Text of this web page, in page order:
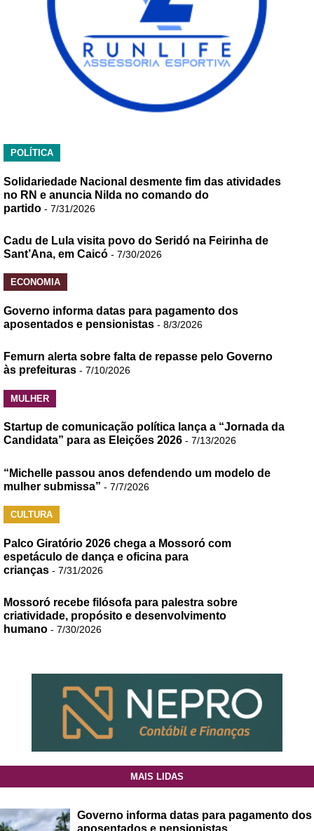
POLÍTICA
Solidariedade Nacional desmente fim das atividades
no RN e anuncia Nilda no comando do
partido - 7/31/2026
Cadu de Lula visita povo do Seridó na Feirinha de
Sant’Ana, em Caicó - 7/30/2026
ECONOMIA
Governo informa datas para pagamento dos
aposentados e pensionistas - 8/3/2026
Femurn alerta sobre falta de repasse pelo Governo
às prefeituras - 7/10/2026
MULHER
Startup de comunicação política lança a “Jornada da
Candidata” para as Eleições 2026 - 7/13/2026
“Michelle passou anos defendendo um modelo de
mulher submissa” - 7/7/2026
CULTURA
Palco Giratório 2026 chega a Mossoró com
espetáculo de dança e oficina para
crianças - 7/31/2026
Mossoró recebe filósofa para palestra sobre
criatividade, propósito e desenvolvimento
humano - 7/30/2026
MAIS LIDAS
Governo informa datas para pagamento dos
aposentados e pensionistas